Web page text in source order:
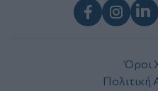
Όροι
Πολιτική